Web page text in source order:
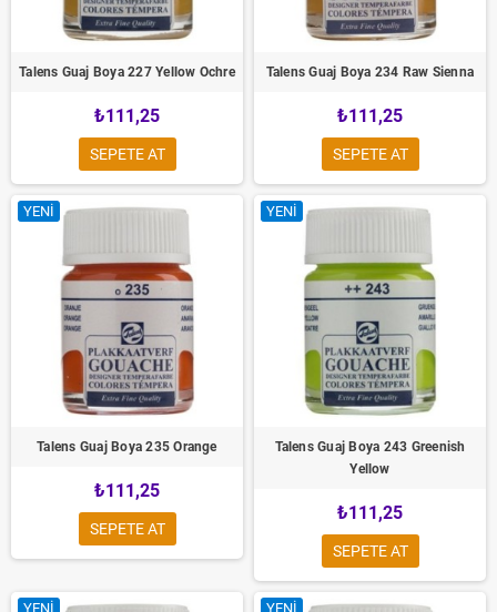
Talens Guaj Boya 227 Yellow Ochre
₺111,25
SEPETE AT
Talens Guaj Boya 234 Raw Sienna
₺111,25
SEPETE AT
YENI
Talens Guaj Boya 235 Orange
₺111,25
SEPETE AT
YENI
Talens Guaj Boya 243 Greenish
Yellow
₺111,25
SEPETE AT
YENI YENI